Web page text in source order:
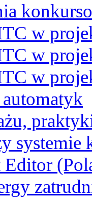
w
w
w
Editor